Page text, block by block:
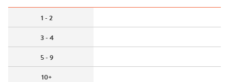
1 - 2
3 - 4
5 - 9
10+